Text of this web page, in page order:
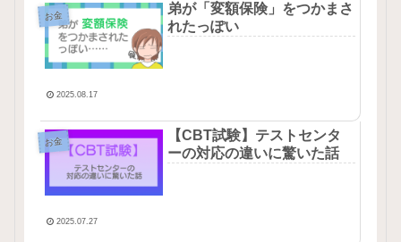
お金
弟が「変額保険」をつかまさ
れたっぽい
2025.08.17
お金
【CBT試験】テストセンタ
ーの対応の違いに驚いた話
2025.07.27